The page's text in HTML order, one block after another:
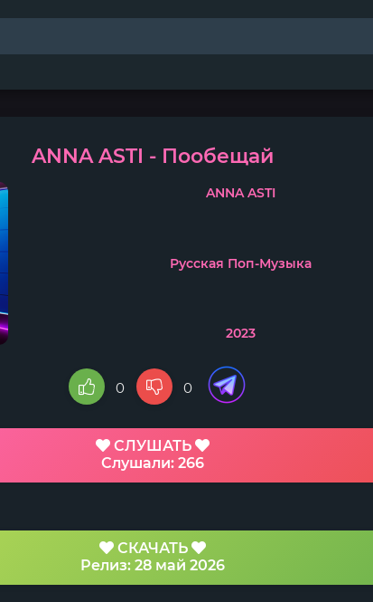
ANNA ASTI - Пообещай
ANNA ASTI
Русская Поп-Музыка
2023
0 0
СЛУШАТЬ
Слушали: 266
СКАЧАТЬ
Релиз: 28 май 2026